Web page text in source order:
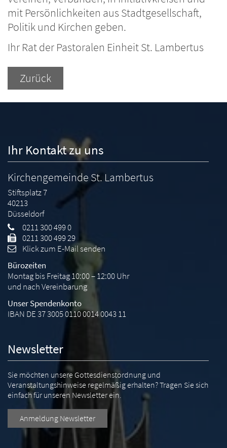
mit Persönlichkeiten aus Stadtgesellschaft,
Politik und Kirchen geben.
Ihr Rat der Pastoralen Einheit St. Lambertus
Zurück
Ihr Kontakt zu uns
Kirchengemeinde St. Lambertus
Stiftsplatz 7
40213
Düsseldorf
0211 300 499 0
0211 300 499 29
Klick zum E-Mail senden
Bürozeiten
Montag bis Freitag 10:00 – 12:00 Uhr
und nach Vereinbarung
Unser Spendenkonto
IBAN DE 37 3005 0110 0014 0043 11
Newsletter
Sie möchten unsere Gottesdienstordnung und
Veranstaltungshinweise regelmäßig erhalten? Tragen Sie sich
einfach für unseren Newsletter ein.
Anmeldung Newsletter